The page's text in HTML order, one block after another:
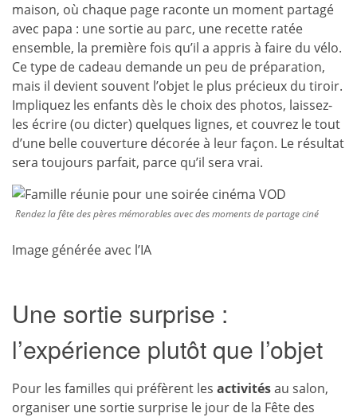
maison, où chaque page raconte un moment partagé
avec papa : une sortie au parc, une recette ratée
ensemble, la première fois qu’il a appris à faire du vélo.
Ce type de cadeau demande un peu de préparation,
mais il devient souvent l’objet le plus précieux du tiroir.
Impliquez les enfants dès le choix des photos, laissez-
les écrire (ou dicter) quelques lignes, et couvrez le tout
d’une belle couverture décorée à leur façon. Le résultat
sera toujours parfait, parce qu’il sera vrai.
Rendez la fête des pères mémorables avec des moments de partage ciné
Image générée avec l’IA
Une sortie surprise :
l’expérience plutôt que l’objet
Pour les familles qui préfèrent les activitésau salon,
organiser une sortie surprise le jour de la Fête des